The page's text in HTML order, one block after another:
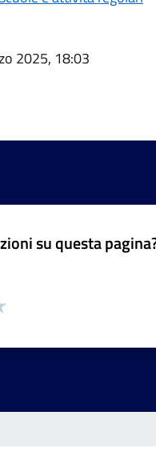
2025, 18:03
su questa